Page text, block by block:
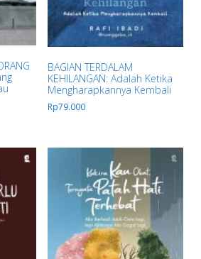
BAGIAN TERDALAM
KEHILANGAN: Adalah Ketika
Mengharapkannya Kembali
Rp79.000